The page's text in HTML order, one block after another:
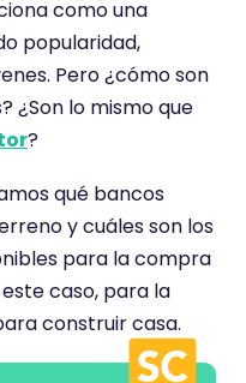
como una
popularidad,
Pero ¿cómo son
¿Son lo mismo que
?
qué bancos
y cuáles son los
para la compra
caso, para la
construir casa.